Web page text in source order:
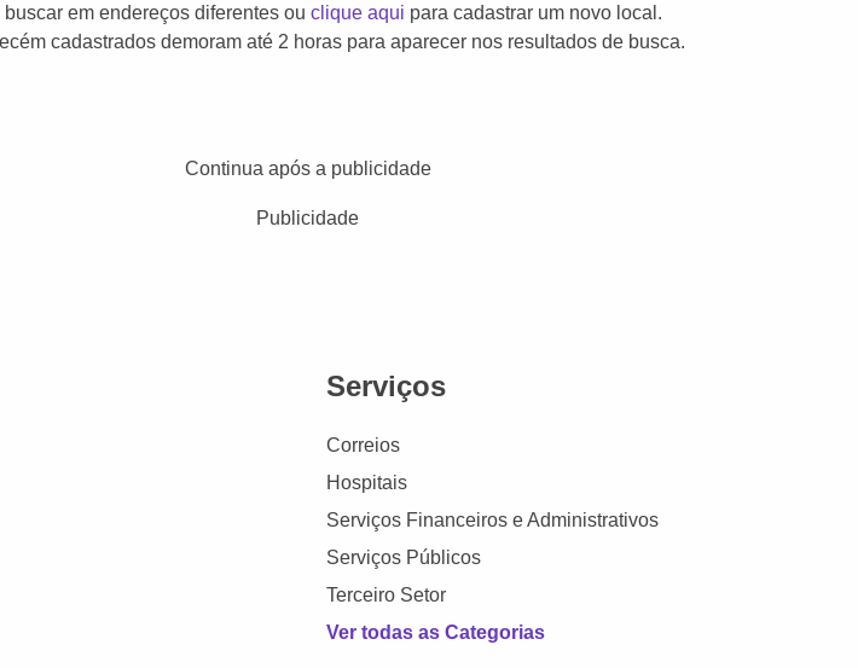
buscar em endereços diferentes ouclique aqui para cadastrar um novo local.
cadastrados demoram até 2 horas para aparecer nos resultados de busca.
Continua após a publicidade
Publicidade
Serviços
Correios
Hospitais
Serviços Financeiros e Administrativos
Serviços Públicos
Terceiro Setor
Ver todas as Categorias